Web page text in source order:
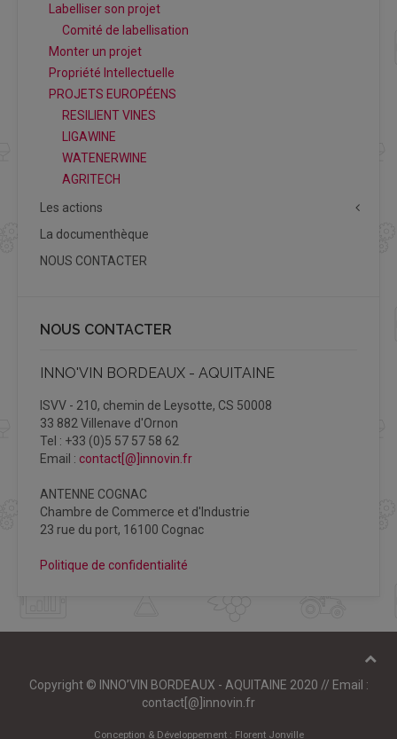
Labelliser son projet
Comité de labellisation
Monter un projet
Propriété Intellectuelle
PROJETS EUROPÉENS
RESILIENT VINES
LIGAWINE
WATENERWINE
AGRITECH
Les actions
La documenthèque
NOUS CONTACTER
NOUS CONTACTER
INNO'VIN BORDEAUX - AQUITAINE
ISVV - 210, chemin de Leysotte, CS 50008
33 882 Villenave d'Ornon
Tel : +33 (0)5 57 57 58 62
Email : contact[@]innovin.fr
ANTENNE COGNAC
Chambre de Commerce et d'Industrie
23 rue du port, 16100 Cognac
Politique de confidentialité
Copyright © INNO’VIN BORDEAUX - AQUITAINE 2020 // Email :
contact[@]innovin.fr
Conception & Développement : Florent Jonville